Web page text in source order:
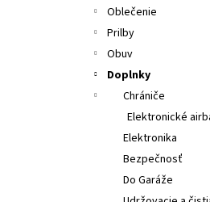
Oblečenie
Prilby
Obuv
Doplnky
Chrániče
Elektronické
Elektronika
Bezpečnosť
Do Garáže
CABERG TRIP MATT